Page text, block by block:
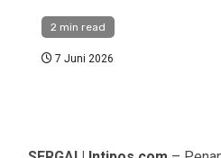
2 min read
7 Juni 2026